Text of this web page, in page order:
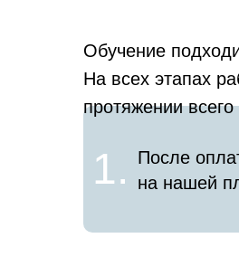
Обучение
На всех этапах
протяжении
1.
После
на нашей